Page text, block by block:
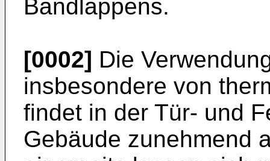
Bandlappens.
[0002] Die
insbesondere von
findet in der Tür- und
Gebäude zunehmend